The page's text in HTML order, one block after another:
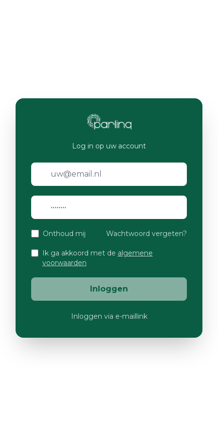
Log in op uw account
Onthoud mij Wachtwoord vergeten?
Ik ga akkoord met de algemene
voorwaarden
Inloggen
Inloggen via e-maillink